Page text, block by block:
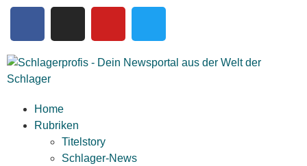
Home
Rubriken
Titelstory
Schlager-News